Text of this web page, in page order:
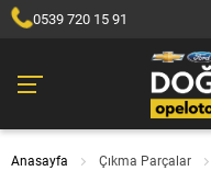
0539 720 15 91
Anasayfa Çıkma Parçalar